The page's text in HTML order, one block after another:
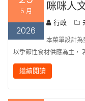
5 月
2026
咪咪人
行政
本菜單設計為
以季節性食材供應為主，
繼續閱讀